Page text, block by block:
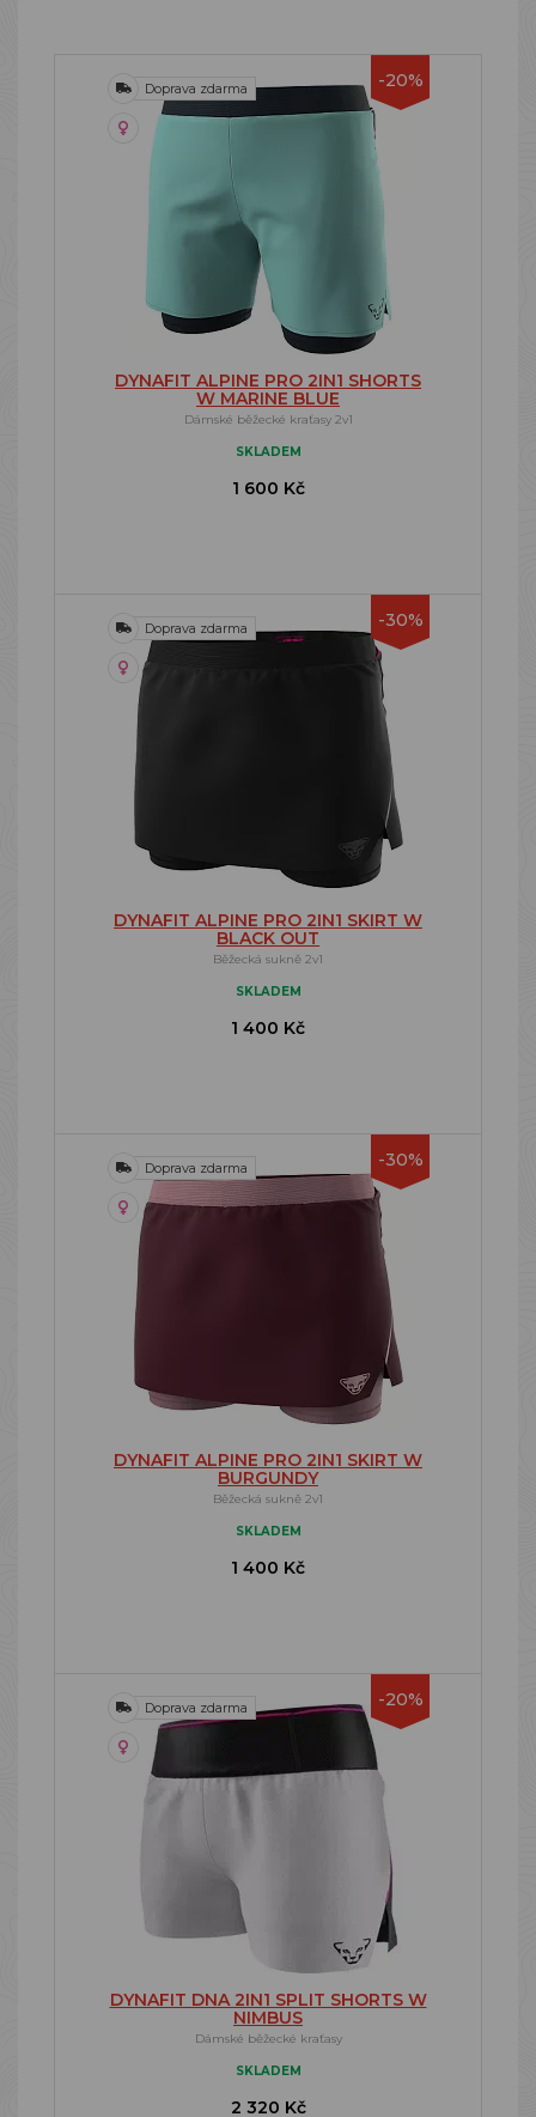
-20%
Doprava zdarma
DYNAFIT ALPINE PRO 2IN1 SHORTS
W MARINE BLUE
Dámské běžecké kraťasy 2v1
SKLADEM
1 600 Kč
-30%
Doprava zdarma
DYNAFIT ALPINE PRO 2IN1 SKIRT W
BLACK OUT
Běžecká sukně 2v1
SKLADEM
1 400 Kč
-30%
Doprava zdarma
DYNAFIT ALPINE PRO 2IN1 SKIRT W
BURGUNDY
Běžecká sukně 2v1
SKLADEM
1 400 Kč
-20%
Doprava zdarma
DYNAFIT DNA 2IN1 SPLIT SHORTS W
NIMBUS
Dámské běžecké kraťasy
SKLADEM
2 320 Kč